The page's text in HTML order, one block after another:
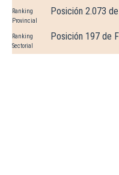
Ranking
Provincial
Posición 2.073
Ranking
Sectorial
Posición 197 de